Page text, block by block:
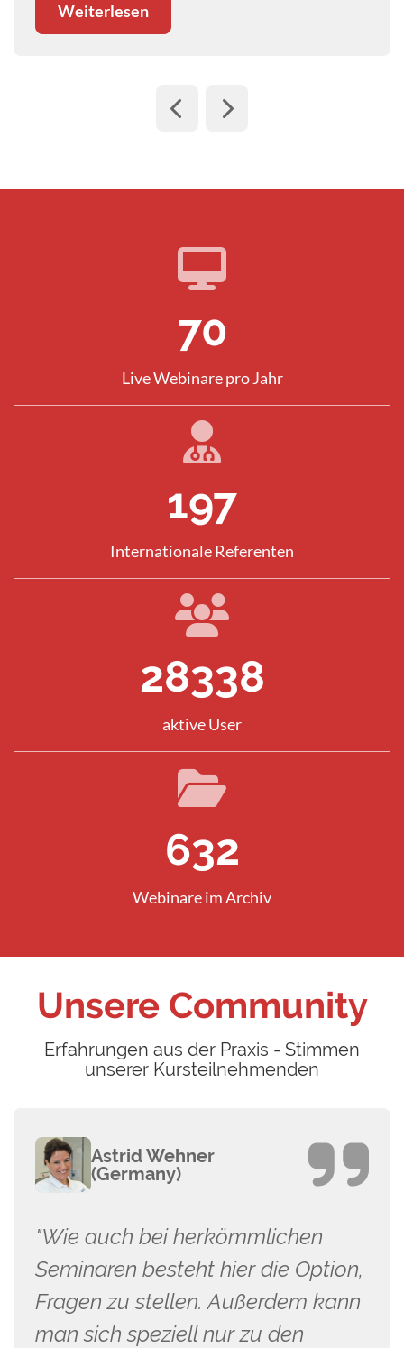
Weiterlesen
101
Live Webinare pro Jahr
282
Internationale Referenten
40457
aktive User
902
Webinare im Archiv
Unsere Community
Erfahrungen aus der Praxis - Stimmen
unserer Kursteilnehmenden
Astrid Wehner
(Germany)
"Wie auch bei herkömmlichen
Seminaren besteht hier die Option,
Fragen zu stellen. Außerdem kann
man sich speziell nur zu den